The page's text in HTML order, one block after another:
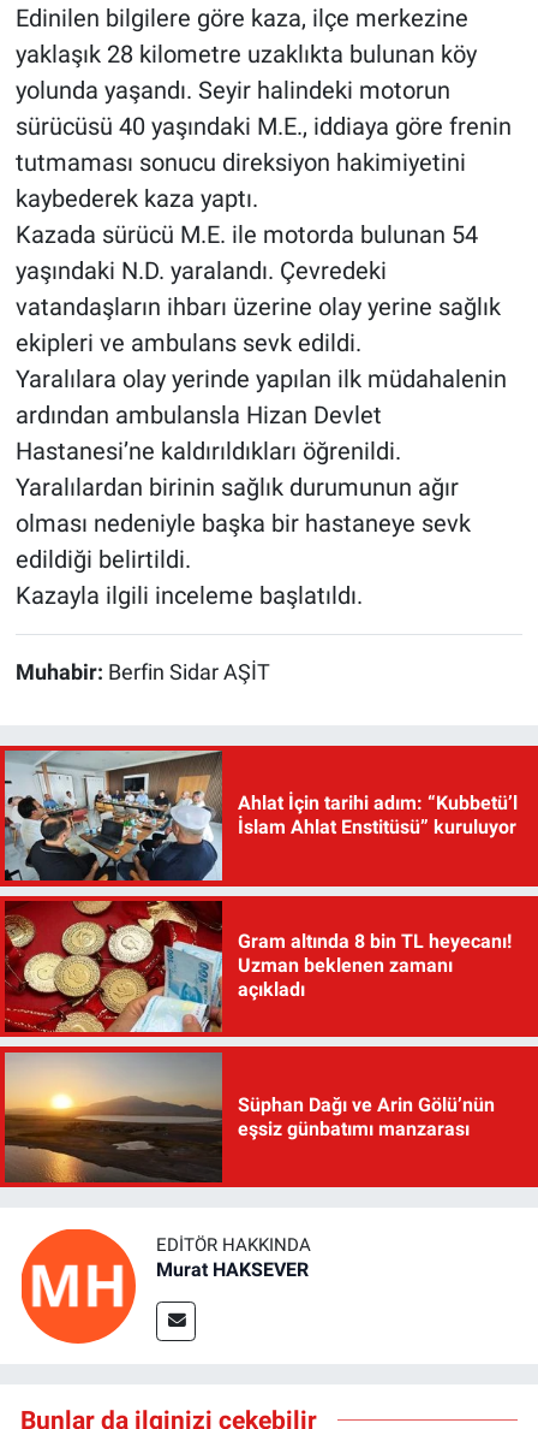
Edinilen bilgilere göre kaza, ilçe merkezine
yaklaşık 28 kilometre uzaklıkta bulunan köy
yolunda yaşandı. Seyir halindeki motorun
sürücüsü 40 yaşındaki M.E., iddiaya göre frenin
tutmaması sonucu direksiyon hakimiyetini
kaybederek kaza yaptı.
Kazada sürücü M.E. ile motorda bulunan 54
yaşındaki N.D. yaralandı. Çevredeki
vatandaşların ihbarı üzerine olay yerine sağlık
ekipleri ve ambulans sevk edildi.
Yaralılara olay yerinde yapılan ilk müdahalenin
ardından ambulansla Hizan Devlet
Hastanesi’ne kaldırıldıkları öğrenildi.
Yaralılardan birinin sağlık durumunun ağır
olması nedeniyle başka bir hastaneye sevk
edildiği belirtildi.
Kazayla ilgili inceleme başlatıldı.
Muhabir: Berfin Sidar AŞİT
Ahlat İçin tarihi adım: “Kubbetü’l
İslam Ahlat Enstitüsü” kuruluyor
Gram altında 8 bin TL heyecanı!
Uzman beklenen zamanı
açıkladı
Süphan Dağı ve Arin Gölü’nün
eşsiz günbatımı manzarası
EDITÖR HAKKINDA
Murat HAKSEVER
Bunlar da ilginizi çekebilir